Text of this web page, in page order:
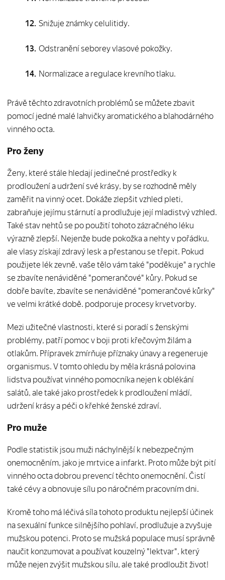
Snižuje známky celulitidy.
Odstranění seborey vlasové pokožky.
Normalizace a regulace krevního tlaku.
Právě těchto zdravotních problémů se můžete zbavit
pomocí jedné malé lahvičky aromatického a blahodárného
vinného octa.
Pro ženy
Ženy, které stále hledají jedinečné prostředky k
prodloužení a udržení své krásy, by se rozhodně měly
zaměřit na vinný ocet. Dokáže zlepšit vzhled pleti,
zabraňuje jejímu stárnutí a prodlužuje její mladistvý vzhled.
Také stav nehtů se po použití tohoto zázračného léku
výrazně zlepší. Nejenže bude pokožka a nehty v pořádku,
ale vlasy získají zdravý lesk a přestanou se třepit. Pokud
použijete lék zevně, vaše tělo vám také "poděkuje" a rychle
se zbavíte nenáviděné "pomerančové" kůry. Pokud se
dobře bavíte, zbavíte se nenáviděné "pomerančové kůrky"
ve velmi krátké době. podporuje procesy krvetvorby.
Mezi užitečné vlastnosti, které si poradí s ženskými
problémy, patří pomoc v boji proti křečovým žilám a
otlakům. Přípravek zmírňuje příznaky únavy a regeneruje
organismus. V tomto ohledu by měla krásná polovina
lidstva používat vinného pomocníka nejen k oblékání
salátů, ale také jako prostředek k prodloužení mládí,
udržení krásy a péči o křehké ženské zdraví.
Pro muže
Podle statistik jsou muži náchylnější k nebezpečným
onemocněním, jako je mrtvice a infarkt. Proto může být pití
vinného octa dobrou prevencí těchto onemocnění. Čistí
také cévy a obnovuje sílu po náročném pracovním dni.
Kromě toho má léčivá síla tohoto produktu nejlepší účinek
na sexuální funkce silnějšího pohlaví, prodlužuje a zvyšuje
mužskou potenci. Proto se mužská populace musí správně
naučit konzumovat a používat kouzelný "lektvar", který
může nejen zvýšit mužskou sílu, ale také prodloužit život!